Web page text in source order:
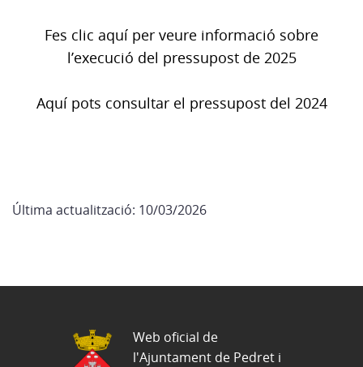
Fes clic aquí per veure informació sobre
l’execució del pressupost de 2025
Aquí pots consultar el pressupost del 2024
Última actualització: 10/03/2026
Web oficial de
l'Ajuntament de Pedret i